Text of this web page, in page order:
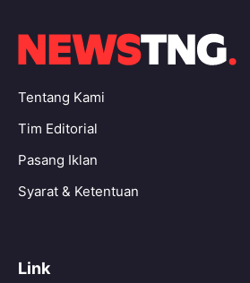
Tentang Kami
Tim Editorial
Pasang Iklan
Syarat & Ketentuan
Link